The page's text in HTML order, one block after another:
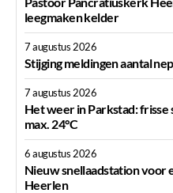
leegmaken kelder
7 augustus 2026
Stijging meldingen aantal
7 augustus 2026
Het weer in Parkstad:
max. 24°C
6 augustus 2026
Nieuw snellaadstation voor
Heerlen